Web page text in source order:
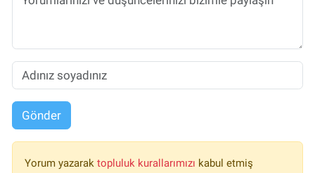
Gönder
Yorum yazarak topluluk kurallarımızı kabul etmiş